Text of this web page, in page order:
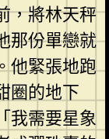
，將林天秤
那份單戀就
他緊張地跑
圈的地下
我需要星象